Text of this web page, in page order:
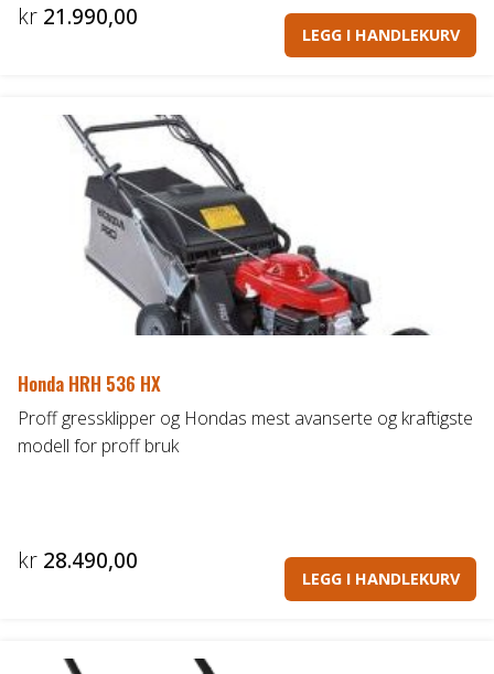
kr 21.990,00
LEGG I HANDLEKURV
Honda HRH 536 HX
Proff gressklipper og Hondas mest avanserte og kraftigste
modell for proff bruk
kr 28.490,00
LEGG I HANDLEKURV